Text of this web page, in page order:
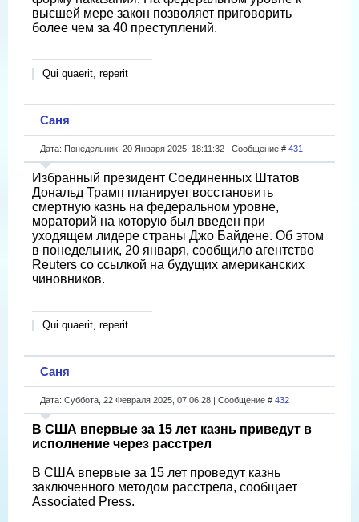
высшей мере закон позволяет приговорить
более чем за 40 преступлений.
Qui quaerit, reperit
Саня
Дата: Понедельник, 20 Января 2025, 18:11:32 | Сообщение # 431
Избранный президент Соединенных Штатов
Дональд Трамп планирует восстановить
смертную казнь на федеральном уровне,
мораторий на которую был введен при
уходящем лидере страны Джо Байдене. Об этом
в понедельник, 20 января, сообщило агентство
Reuters со ссылкой на будущих американских
чиновников.
Qui quaerit, reperit
Саня
Дата: Суббота, 22 Февраля 2025, 07:06:28 | Сообщение # 432
В США впервые за 15 лет казнь приведут в
исполнение через расстрел
В США впервые за 15 лет проведут казнь
заключенного методом расстрела, сообщает
Associated Press.